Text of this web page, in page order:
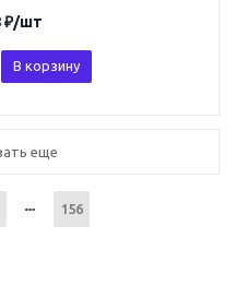
₽/шт
В корзину
еще
156